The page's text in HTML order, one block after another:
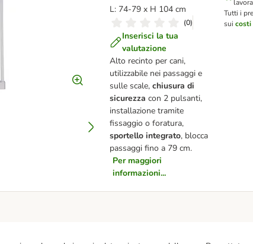
L: 74-79 x H 104 cm
(0)
Inserisci la tua
valutazione
Alto recinto per cani,
utilizzabile nei passaggi e
sulle scale,chiusura di
sicurezzacon 2 pulsanti,
installazione tramite
fissaggio o foratura,
sportello integrato, blocca
passaggi fino a 79 cm.
Per maggiori
informazioni...
Tutti i
suicosti